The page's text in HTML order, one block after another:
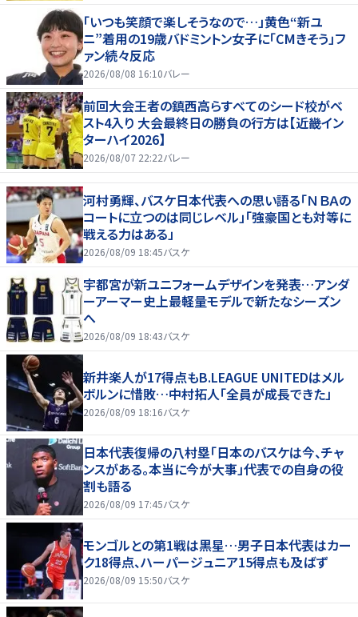
「いつも笑顔で楽しそうなので…」黄色“新ユ
ニ”着用の19歳バドミントン女子に「CMきそう」フ
ァン続々反応
2026/08/08 16:10バレー
前回大会王者の鎮西高らすべてのシード校がベ
スト4入り 大会最終日の勝負の行方は【近畿イン
ターハイ2026】
2026/08/07 22:22バレー
河村勇輝、バスケ日本代表への思い語る「ＮＢＡの
コートに立つのは同じレベル」「強豪国とも対等に
戦える力はある」
2026/08/09 18:45バスケ
宇都宮が新ユニフォームデザインを発表…アンダ
ーアーマー史上最軽量モデルで新たなシーズン
へ
2026/08/09 18:43バスケ
新井楽人が17得点もB.LEAGUE UNITEDはメル
ボルンに惜敗…中村拓人「全員が成長できた」
2026/08/09 18:16バスケ
日本代表復帰の八村塁「日本のバスケは今、チャ
ンスがある。本当に今が大事」代表での自身の役
割も語る
2026/08/09 17:45バスケ
モンゴルとの第1戦は黒星…男子日本代表はカー
ク18得点、ハーパージュニア15得点も及ばず
2026/08/09 15:50バスケ